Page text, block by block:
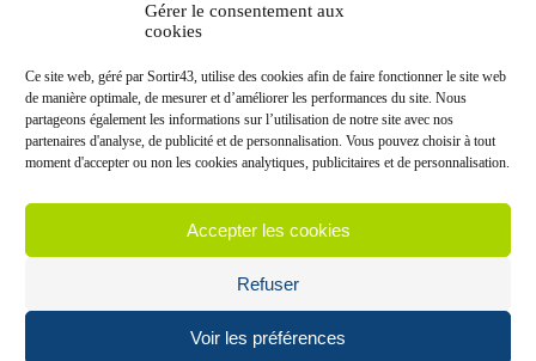
Gérer le consentement aux
cookies
Ce site web, géré par Sortir43, utilise des cookies afin de faire fonctionner le site web
de manière optimale, de mesurer et d’améliorer les performances du site. Nous
partageons également les informations sur l’utilisation de notre site avec nos
partenaires d'analyse, de publicité et de personnalisation. Vous pouvez choisir à tout
moment d'accepter ou non les cookies analytiques, publicitaires et de personnalisation.
Accepter les cookies
Refuser
Voir les préférences